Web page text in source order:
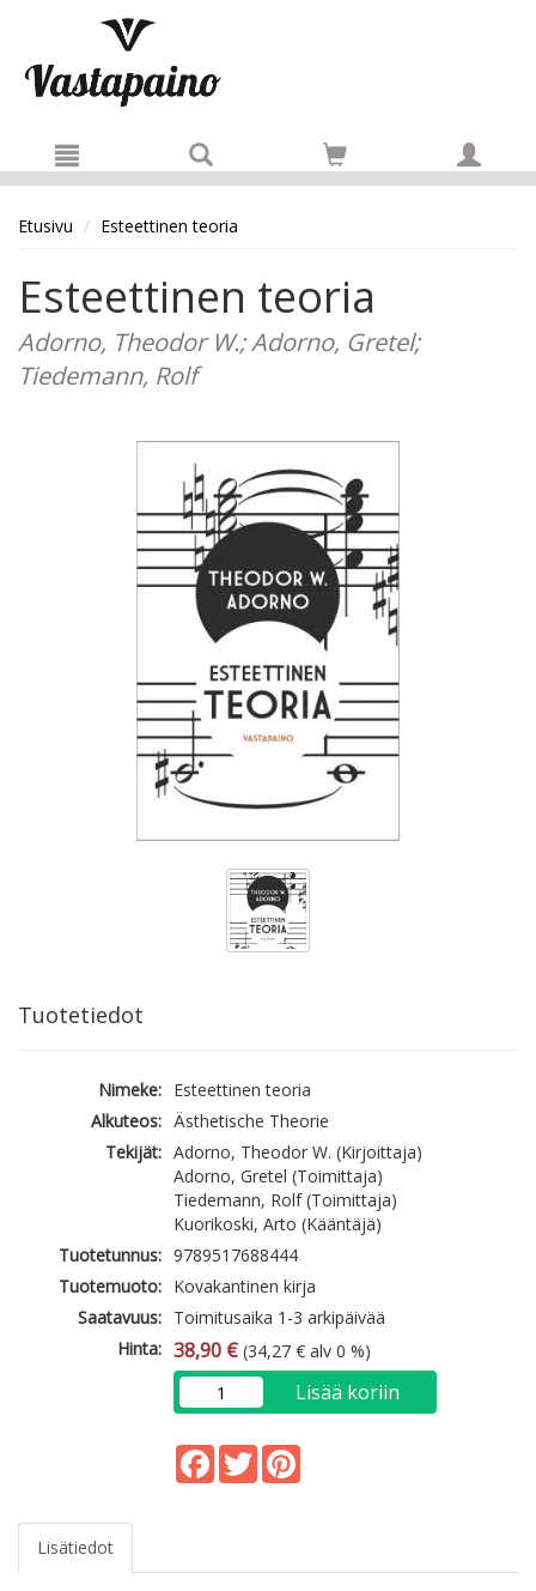
Etusivu Esteettinen teoria
Esteettinen teoria
Adorno, Theodor W.; Adorno, Gretel;
Tiedemann, Rolf
Tuotetiedot
Nimeke: Esteettinen teoria
Alkuteos: Ästhetische Theorie
Tekijät: Adorno, Theodor W. (Kirjoittaja)
Adorno, Gretel (Toimittaja)
Tiedemann, Rolf (Toimittaja)
Kuorikoski, Arto (Kääntäjä)
Tuotetunnus: 9789517688444
Tuotemuoto: Kovakantinen kirja
Saatavuus: Toimitusaika 1-3 arkipäivää
Hinta: 38,90 € (34,27 € alv 0 %)
Lisää koriin
Facebook
Twitter
Lisätiedot